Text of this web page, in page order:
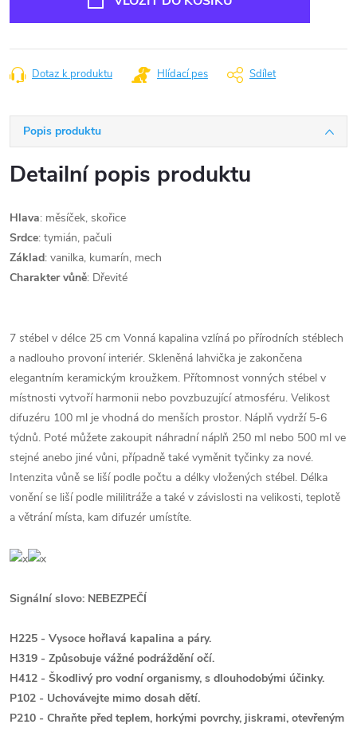
Dotaz k produktu Hlídací pes Sdílet
Popis produktu
Detailní popis produktu
Hlava: měsíček, skořice
Srdce: tymián, pačuli
Základ: vanilka, kumarín, mech
Charakter vůně: Dřevité
7 stébel v délce 25 cm Vonná kapalina vzlíná po přírodních stéblech
a nadlouho provoní interiér. Skleněná lahvička je zakončena
elegantním keramickým kroužkem. Přítomnost vonných stébel v
místnosti vytvoří harmonii nebo povzbuzující atmosféru. Velikost
difuzéru 100 ml je vhodná do menších prostor. Náplň vydrží 5-6
týdnů. Poté můžete zakoupit náhradní náplň 250 ml nebo 500 ml ve
stejné anebo jiné vůni, případně také vyměnit tyčinky za nové.
Intenzita vůně se liší podle počtu a délky vložených stébel. Délka
vonění se liší podle mililitráže a také v závislosti na velikosti, teplotě
a větrání místa, kam difuzér umístíte.
Signální slovo: NEBEZPEČÍ
H225 - Vysoce hořlavá kapalina a páry.
H319 - Způsobuje vážné podráždění očí.
H412 - Škodlivý pro vodní organismy, s dlouhodobými účinky.
P102 - Uchovávejte mimo dosah dětí.
P210 - Chraňte před teplem, horkými povrchy, jiskrami, otevřeným